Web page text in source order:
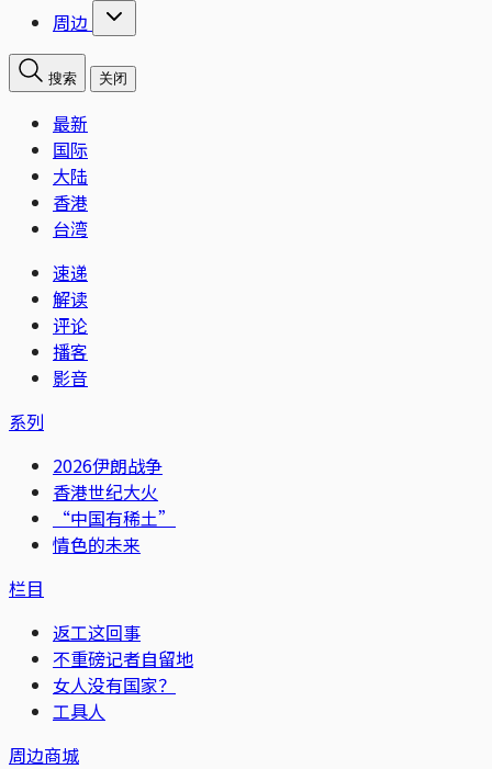
周边
搜索 关闭
最新
国际
大陆
香港
台湾
速递
解读
评论
播客
影音
系列
2026伊朗战争
香港世纪大火
“中国有稀土”
情色的未来
栏目
返工这回事
不重磅记者自留地
女人没有国家？
工具人
周边商城